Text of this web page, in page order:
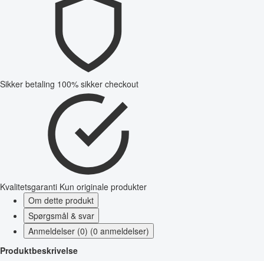
Sikker betaling 100% sikker checkout
Kvalitetsgaranti Kun originale produkter
Om dette produkt
Spørgsmål & svar
Anmeldelser (0) (0 anmeldelser)
Produktbeskrivelse